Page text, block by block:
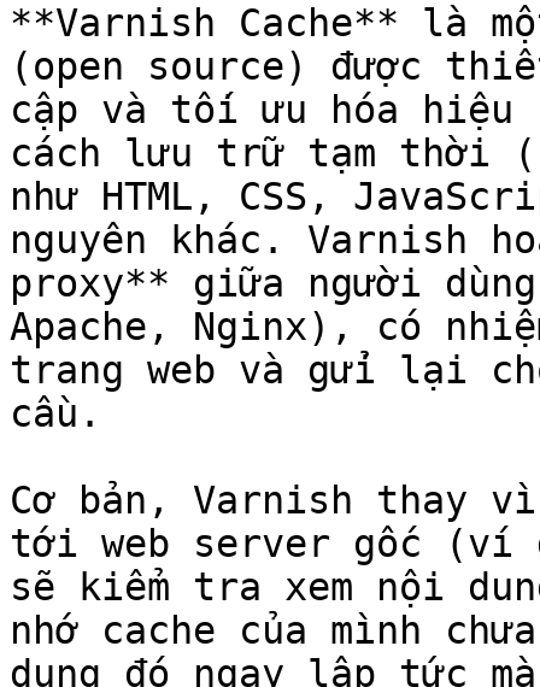
**Varnish Cache** là
(open source) được
cập và tối ưu hóa hiệu
cách lưu trữ tạm thời
như HTML, CSS,
nguyên khác. Varnish
proxy** giữa người
Apache, Nginx), có
trang web và gửi lại
cầu.
Cơ bản, Varnish thay
tới web server gốc (ví
sẽ kiểm tra xem nội
nhớ cache của mình
dung đó ngay lập tức